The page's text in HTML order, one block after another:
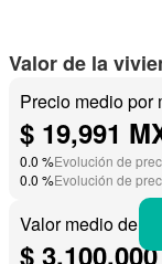
Valor de la
Precio medio por
$ 19,991
0.0 %Evolución de
0.0 %Evolución de
Valor medio de
$